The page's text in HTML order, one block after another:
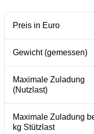
Preis in Euro
Gewicht (gemessen)
Maximale Zuladung
(Nutzlast)
Maximale Zuladung
kg Stützlast